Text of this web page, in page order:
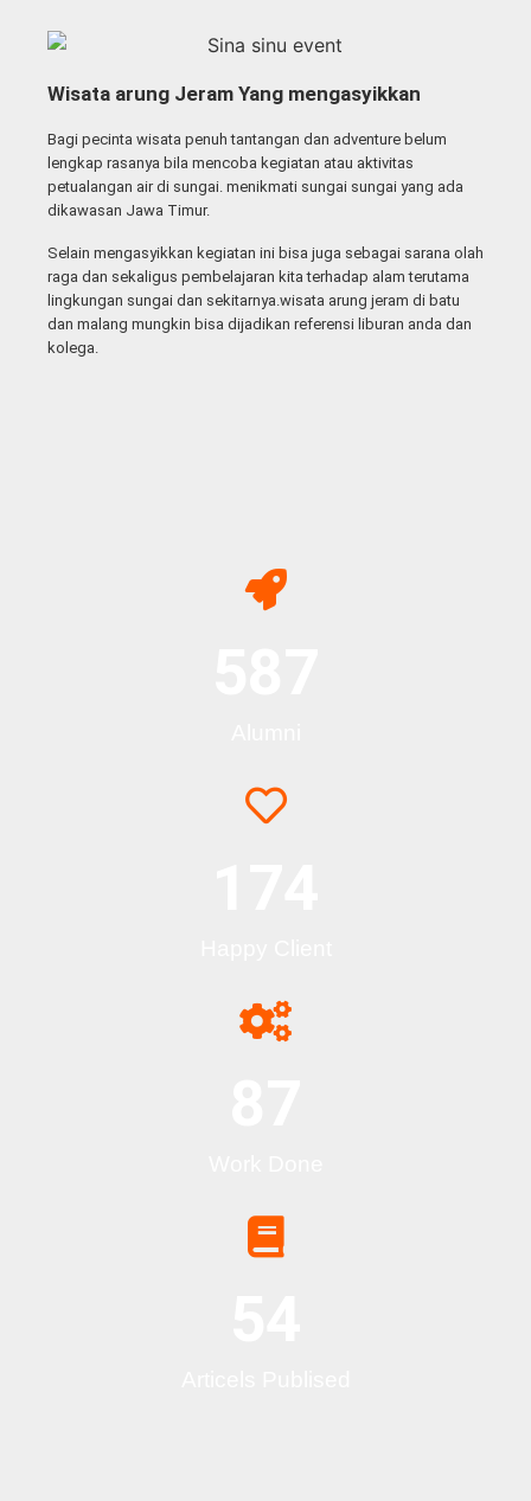
Wisata arung Jeram Yang mengasyikkan
Bagi pecinta wisata penuh tantangan dan adventure belum
lengkap rasanya bila mencoba kegiatan atau aktivitas
petualangan air di sungai. menikmati sungai sungai yang ada
dikawasan Jawa Timur.
Selain mengasyikkan kegiatan ini bisa juga sebagai sarana olah
raga dan sekaligus pembelajaran kita terhadap alam terutama
lingkungan sungai dan sekitarnya.wisata arung jeram di batu
dan malang mungkin bisa dijadikan referensi liburan anda dan
kolega.